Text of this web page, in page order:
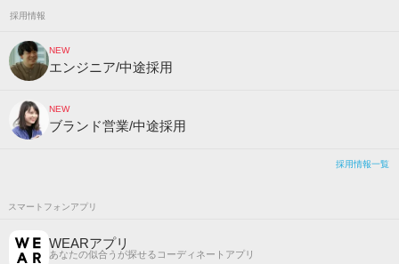
採用情報
NEW
エンジニア/中途採用
NEW
ブランド営業/中途採用
採用情報一覧
スマートフォンアプリ
WEARアプリ
あなたの似合うが探せるコーディネートアプリ